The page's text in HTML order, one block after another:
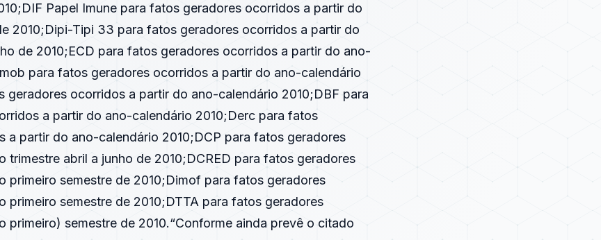
Papel Imune para fatos geradores ocorridos a partir do
2010;Dipi-Tipi 33 para fatos geradores ocorridos a partir do
de 2010;ECD para fatos geradores ocorridos a partir do ano-
para fatos geradores ocorridos a partir do ano-calendário
geradores ocorridos a partir do ano-calendário 2010;DBF para
a partir do ano-calendário 2010;Derc para fatos
a partir do ano-calendário 2010;DCP para fatos geradores
trimestre abril a junho de 2010;DCRED para fatos geradores
primeiro semestre de 2010;Dimof para fatos geradores
primeiro semestre de 2010;DTTA para fatos geradores
primeiro) semestre de 2010.“Conforme ainda prevê o citado